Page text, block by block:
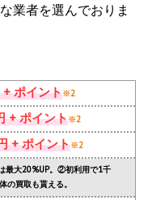
業者を選んでおりま
ポイント※2
+ ポイント※2
+ ポイント※2
最大20%UP。②初利用で1千
買取も貰える。